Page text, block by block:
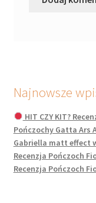
Najnowsze
HIT CZY KIT?
Pończochy Gatta Ars
Gabriella matt effect
Recenzja Pończoch
Recenzja Pończoch